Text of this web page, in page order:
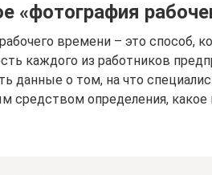
«фотография
времени – это способ,
каждого из работников
данные о том, на что
средством определения, какое